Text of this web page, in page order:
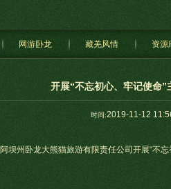
网游卧龙 藏羌风情 资源
开展“不忘初心、牢记使命
时间:2019-11-12
阿坝州卧龙大熊猫旅游有限责任公司开展“不